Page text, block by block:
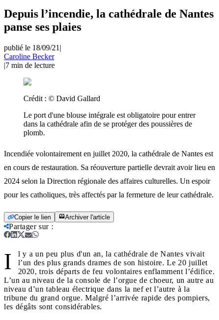
Depuis l’incendie, la cathédrale de Nantes
panse ses plaies
publié le 18/09/21 |
Caroline Becker
|7 min de lecture
Crédit : © David Gallard
Le port d'une blouse intégrale est obligatoire pour entrer
dans la cathédrale afin de se protéger des poussières de
plomb.
Incendiée volontairement en juillet 2020, la cathédrale de Nantes est
en cours de restauration. Sa réouverture partielle devrait avoir lieu en
2024 selon la Direction régionale des affaires culturelles. Un espoir
pour les catholiques, très affectés par la fermeture de leur cathédrale.
Copier le lien Archiver l'article
Partager sur:
I
l y a un peu plus d'un an, la cathédrale de Nantes vivait
l’un des plus grands drames de son histoire. Le 20 juillet
2020, trois départs de feu volontaires enflamment l’édifice.
L’un au niveau de la console de l’orgue de choeur, un autre au
niveau d’un tableau électrique dans la nef et l’autre à la
tribune du grand orgue. Malgré l’arrivée rapide des pompiers,
les dégâts sont considérables.